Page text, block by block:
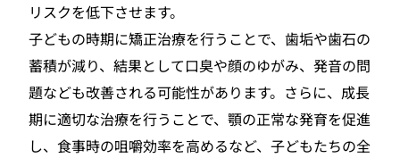
リスクを低下させます。
子どもの時期に矯正治療を行うことで、歯垢や歯石の
蓄積が減り、結果として口臭や顔のゆがみ、発音の問
題なども改善される可能性があります。さらに、成長
期に適切な治療を行うことで、顎の正常な発育を促進
し、食事時の咀嚼効率を高めるなど、子どもたちの全